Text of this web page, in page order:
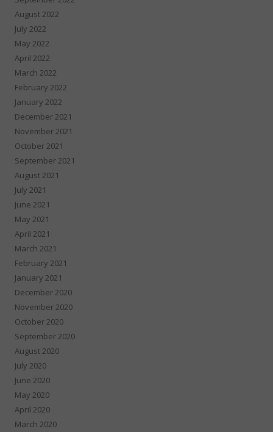
August 2022
July 2022
May 2022
April 2022
March 2022
February 2022
January 2022
December 2021
November 2021
October 2021
September 2021
August 2021
July 2021
June 2021
May 2021
April 2021
March 2021
February 2021
January 2021
December 2020
November 2020
October 2020
September 2020
August 2020
July 2020
June 2020
May 2020
April 2020
March 2020